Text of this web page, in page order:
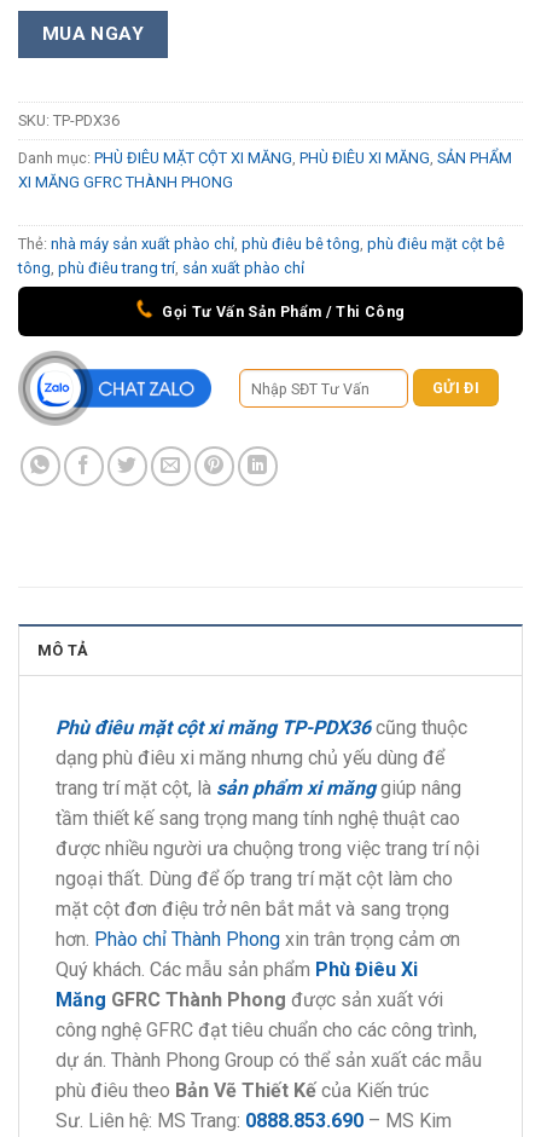
MUA NGAY
SKU: TP-PDX36
Danh mục: PHÙ ĐIÊU MẶT CỘT XI MĂNG PHÙ ĐIÊU XI MĂNG SẢN PHẨM
XI MĂNG GFRC THÀNH PHONG
Thẻ: nhà máy sản xuất phào chỉ phù điêu bê tông phù điêu mặt cột bê
tông phù điêu trang trí sản xuất phào chỉ
Gọi Tư Vấn Sản Phẩm / Thi Công
MÔ TẢ
Phù điêu mặt cột xi măng TP-PDX36cũng thuộc
dạng phù điêu xi măng nhưng chủ yếu dùng để
trang trí mặt cột, là sản phẩm xi mănggiúp nâng
tầm thiết kế sang trọng mang tính nghệ thuật cao
được nhiều người ưa chuộng trong việc trang trí nội
ngoại thất. Dùng để ốp trang trí mặt cột làm cho
mặt cột đơn điệu trở nên bắt mắt và sang trọng
hơn. Phào chỉ Thành Phong xin trân trọng cảm ơn
Quý khách. Các mẫu sản phẩm Phù Điêu Xi
Măng GFRC Thành Phong được sản xuất với
công nghệ GFRC đạt tiêu chuẩn cho các công trình,
dự án. Thành Phong Group có thể sản xuất các mẫu
phù điêu theo Bản Vẽ Thiết Kếcủa Kiến trúc
Sư. Liên hệ: MS Trang: 0888.853.690 – MS Kim